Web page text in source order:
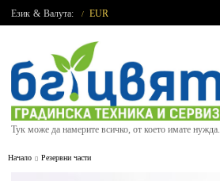
Език & Валута: / EUR
Тук може да намерите всичко, от което имате нужда.
Начало Резервни части